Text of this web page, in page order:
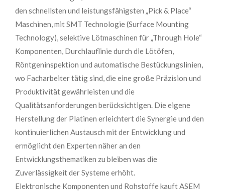
den schnellsten und leistungsfähigsten „Pick & Place“
Maschinen, mit SMT Technologie (Surface Mounting
Technology), selektive Lötmaschinen für „Through Hole“
Komponenten, Durchlauflinie durch die Lötöfen,
Röntgeninspektion und automatische Bestückungslinien,
wo Facharbeiter tätig sind, die eine große Präzision und
Produktivität gewährleisten und die
Qualitätsanforderungen berücksichtigen. Die eigene
Herstellung der Platinen erleichtert die Synergie und den
kontinuierlichen Austausch mit der Entwicklung und
ermöglicht den Experten näher an den
Entwicklungsthematiken zu bleiben was die
Zuverlässigkeit der Systeme erhöht.
Elektronische Komponenten und Rohstoffe kauft ASEM